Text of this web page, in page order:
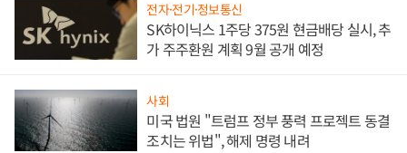
전자·전기·정보통신
SK하이닉스 1주당 375원 현금배당 실시, 추
가 주주환원 계획 9월 공개 예정
사회
미국 법원 "트럼프 정부 풍력 프로젝트 동결
조치는 위법", 해제 명령 내려